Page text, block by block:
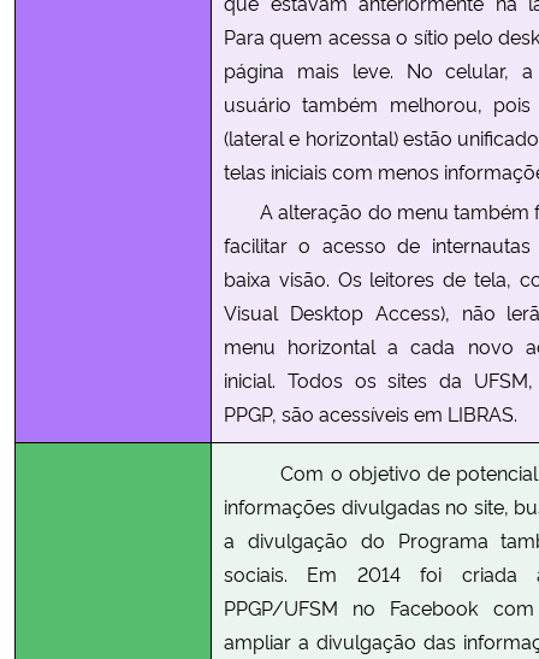
Para quem acessa o sítio pelo
página mais leve. No celular,
usuário também melhorou,
(lateral e horizontal) estão
telas iniciais com menos
A alteração do menu também
facilitar o acesso de
baixa visão. Os leitores de tela,
Visual Desktop Access), não
menu horizontal a cada novo
inicial. Todos os sites da
PPGP, são acessíveis em LIBRAS.
Com o objetivo de
informações divulgadas no site,
a divulgação do Programa
sociais. Em 2014 foi criada
PPGP/UFSM no Facebook
ampliar a divulgação das